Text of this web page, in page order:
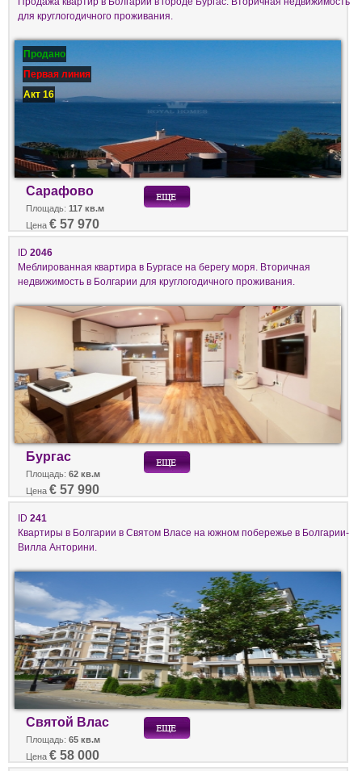
для круглогодичного проживания.
Продано
Первая линия
Акт 16
Сарафово
Площадь: 117 кв.м
Цена € 57 970
ID 2046
Меблированная квартира в Бургасе на берегу моря. Вторичная
недвижимость в Болгарии для круглогодичного проживания.
Бургас
Площадь: 62 кв.м
Цена € 57 990
ID 241
Квартиры в Болгарии в Святом Власе на южном побережье в Болгарии-
Вилла Анторини.
Святой Влас
Площадь: 65 кв.м
Цена € 58 000